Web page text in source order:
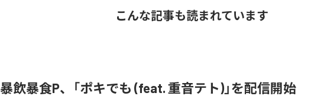
こんな記事も読まれています
暴飲暴食P、「ポキでも (feat. 重音テト)」を配信開始